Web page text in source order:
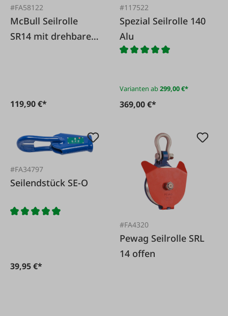
#FA58122
McBull Seilrolle
SR14 mit drehbaren
119,90 €*
#117522
Spezial Seilrolle 140
Alu
Varianten ab299,00 €*
369,00 €*
#FA34797
Seilendstück SE-O
39,95 €*
#FA4320
Pewag Seilrolle SRL
14 offen